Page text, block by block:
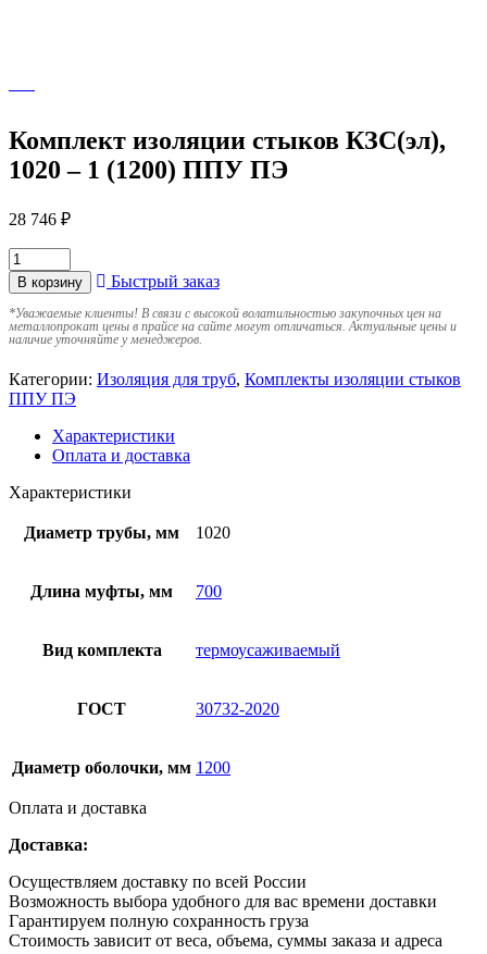
Комплект изоляции стыков КЗС(эл),
1020 – 1 (1200) ППУ ПЭ
28 746 ₽
В корзину Быстрый заказ
*Уважаемые клиенты! В связи с высокой волатильностью закупочных цен на
металлопрокат цены в прайсе на сайте могут отличаться. Актуальные цены и
наличие уточняйте у менеджеров.
Категории: Изоляция для труб, Комплекты изоляции стыков
ППУ ПЭ
Характеристики
Оплата и доставка
Характеристики
Диаметр трубы, мм 1020
Длина муфты, мм 700
Вид комплекта термоусаживаемый
ГОСТ 30732-2020
Диаметр оболочки, мм 1200
Оплата и доставка
Доставка:
Осуществляем доставку по всей России
Возможность выбора удобного для вас времени доставки
Гарантируем полную сохранность груза
Стоимость зависит от веса, объема, суммы заказа и адреса